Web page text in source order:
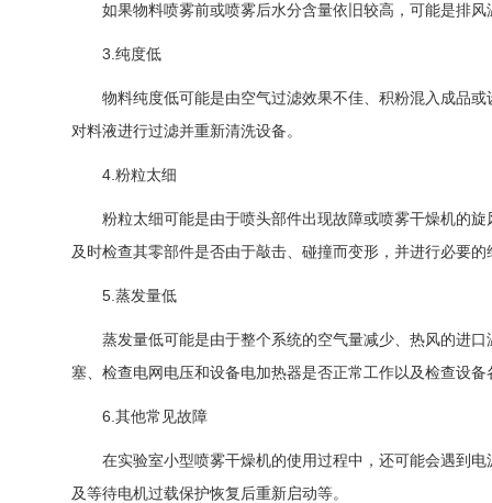
如果物料喷雾前或喷雾后水分含量依旧较高，可能是排风
3.纯度低
物料纯度低可能是由空气过滤效果不佳、积粉混入成品或
对料液进行过滤并重新清洗设备。
4.粉粒太细
粉粒太细可能是由于喷头部件出现故障或喷雾干燥机的旋
及时检查其零部件是否由于敲击、碰撞而变形，并进行必要的
5.蒸发量低
蒸发量低可能是由于整个系统的空气量减少、热风的进口
塞、检查电网电压和设备电加热器是否正常工作以及检查设
6.其他常见故障
在实验室小型喷雾干燥机的使用过程中，还可能会遇到电
及等待电机过载保护恢复后重新启动等。